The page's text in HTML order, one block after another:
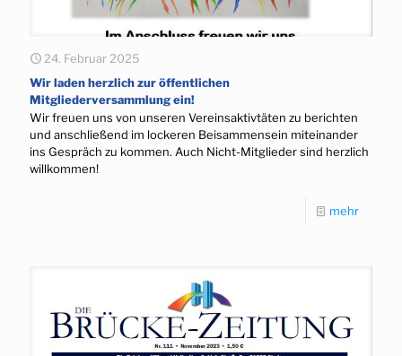
24. Februar 2025
Wir laden herzlich zur öffentlichen
Mitgliederversammlung ein!
Wir freuen uns von unseren Vereinsaktivtäten zu berichten
und anschließend im lockeren Beisammensein miteinander
ins Gespräch zu kommen. Auch Nicht-Mitglieder sind herzlich
willkommen!
mehr